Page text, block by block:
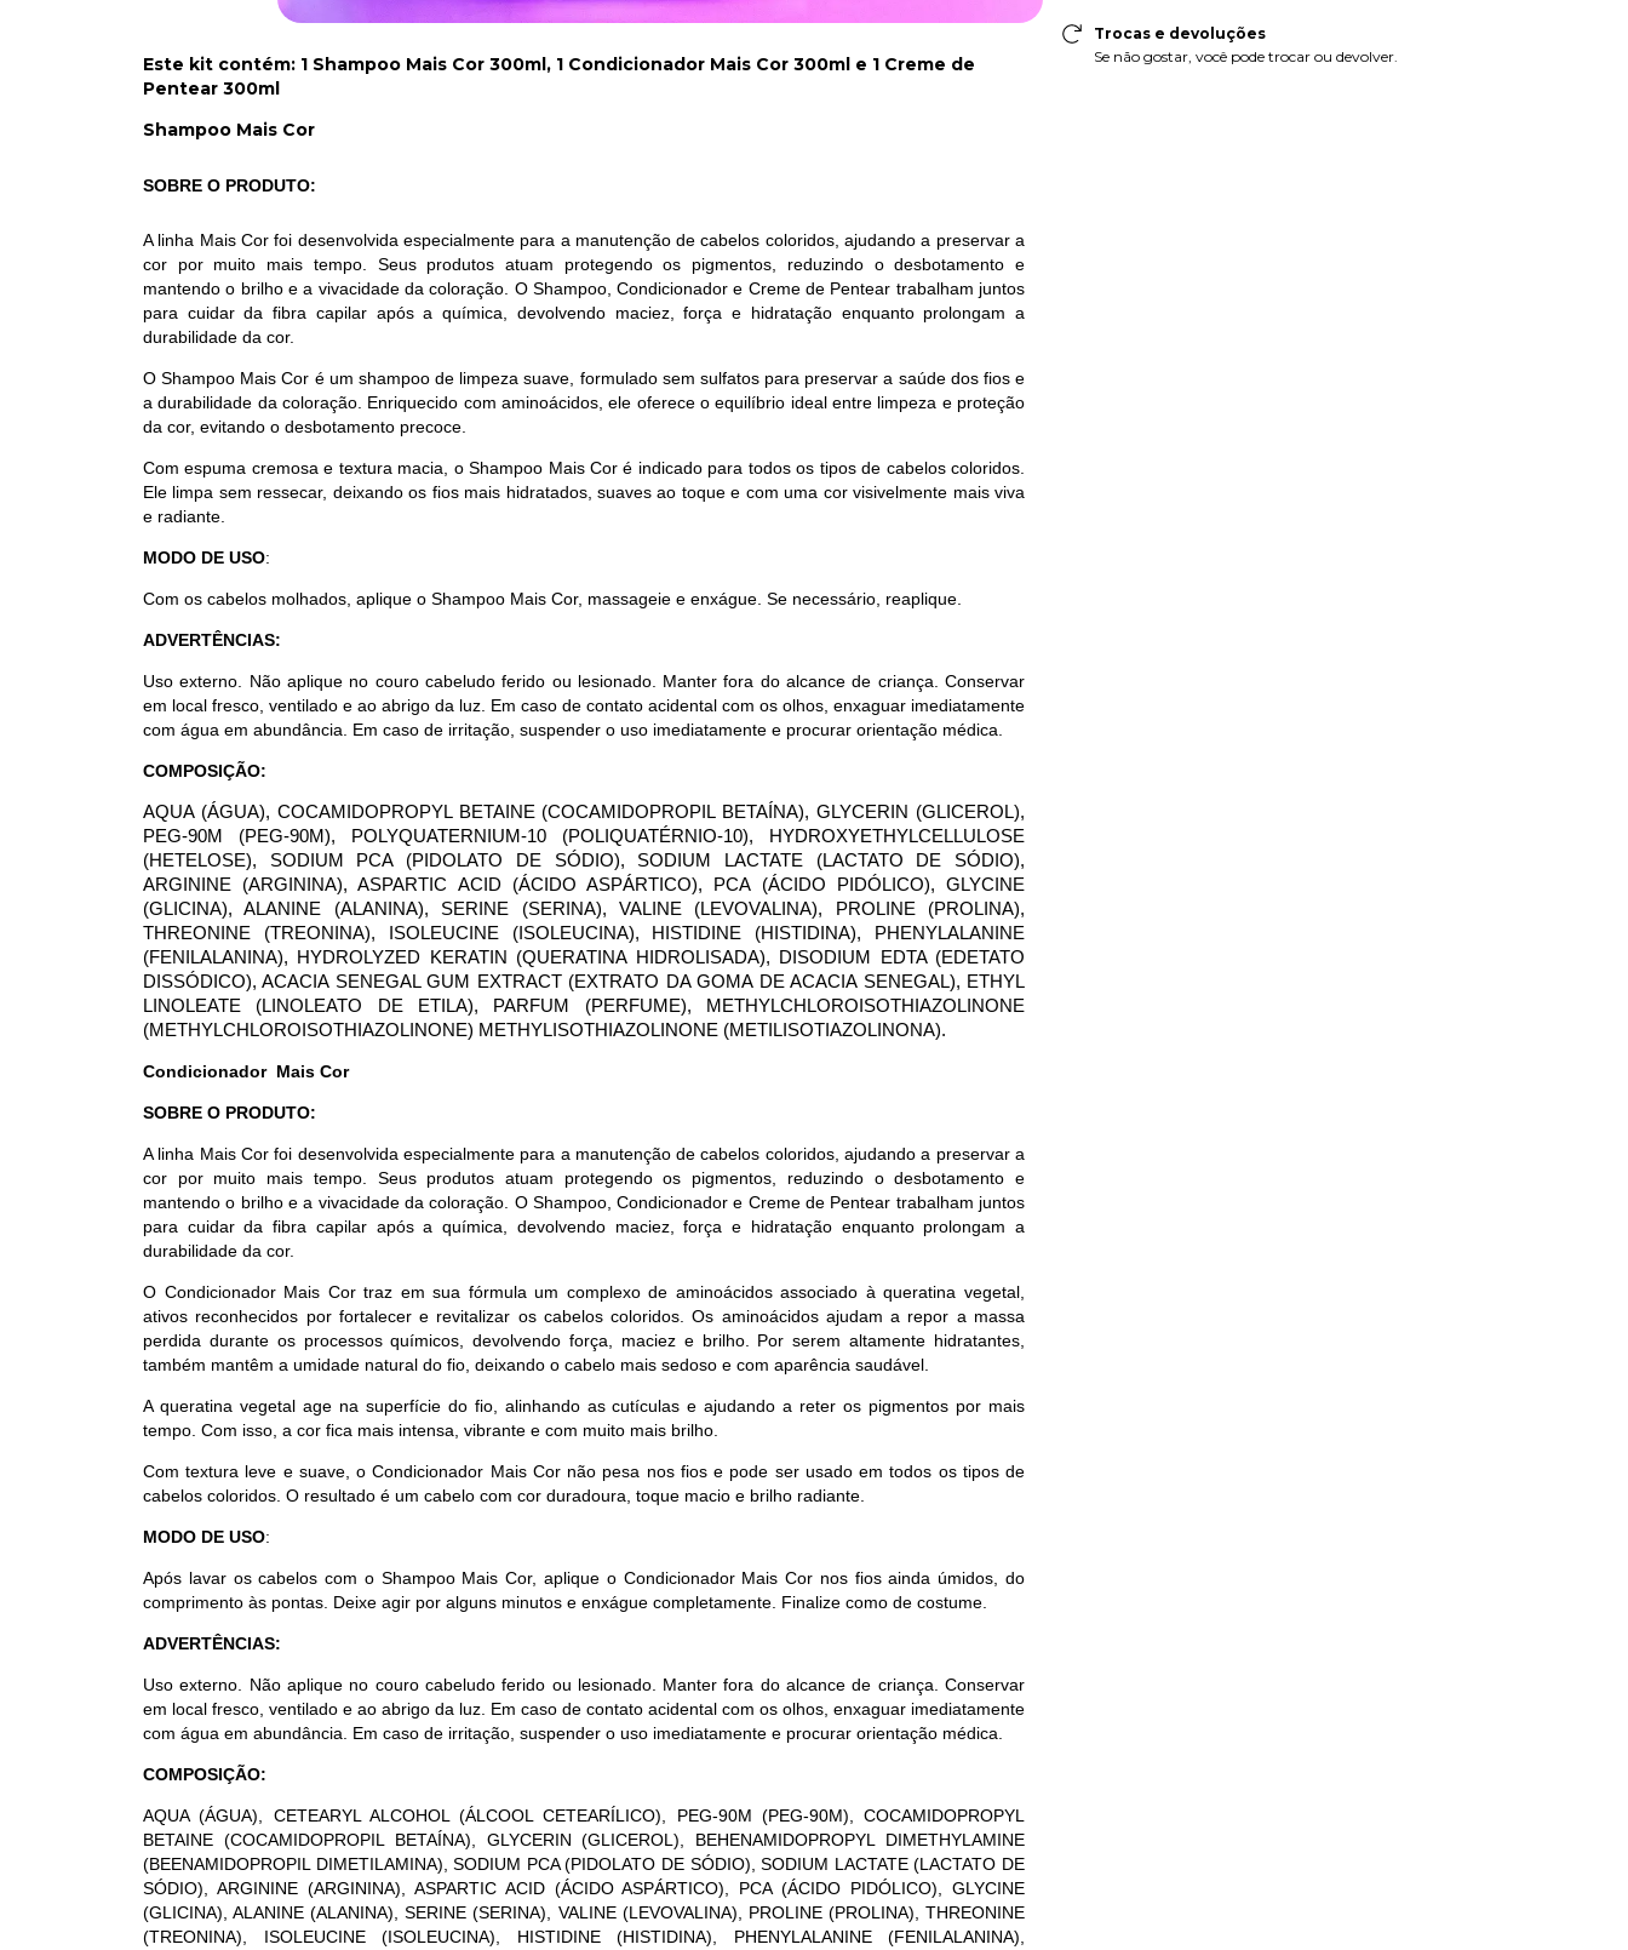
Este kit contém: 1 Shampoo Mais Cor 300ml, 1 Condicionador Mais Cor 300ml e 1 Creme de
Pentear 300ml
Shampoo Mais Cor
SOBRE O PRODUTO:
A linha Mais Cor foi desenvolvida especialmente para a manutenção de cabelos coloridos, ajudando a preservar a
cor por muito mais tempo. Seus produtos atuam protegendo os pigmentos, reduzindo o desbotamento e
mantendo o brilho e a vivacidade da coloração. O Shampoo, Condicionador e Creme de Pentear trabalham juntos
para cuidar da fibra capilar após a química, devolvendo maciez, força e hidratação enquanto prolongam a
durabilidade da cor.
O Shampoo Mais Cor é um shampoo de limpeza suave, formulado sem sulfatos para preservar a saúde dos fios e
a durabilidade da coloração. Enriquecido com aminoácidos, ele oferece o equilíbrio ideal entre limpeza e proteção
da cor, evitando o desbotamento precoce.
Com espuma cremosa e textura macia, o Shampoo Mais Cor é indicado para todos os tipos de cabelos coloridos.
Ele limpa sem ressecar, deixando os fios mais hidratados, suaves ao toque e com uma cor visivelmente mais viva
e radiante.
MODO DE USO:
Com os cabelos molhados, aplique o Shampoo Mais Cor, massageie e enxágue. Se necessário, reaplique.
ADVERTÊNCIAS:
Uso externo. Não aplique no couro cabeludo ferido ou lesionado. Manter fora do alcance de criança. Conservar
em local fresco, ventilado e ao abrigo da luz. Em caso de contato acidental com os olhos, enxaguar imediatamente
com água em abundância. Em caso de irritação, suspender o uso imediatamente e procurar orientação médica.
COMPOSIÇÃO:
AQUA (ÁGUA), COCAMIDOPROPYL BETAINE (COCAMIDOPROPIL BETAÍNA), GLYCERIN (GLICEROL),
PEG-90M (PEG-90M), POLYQUATERNIUM-10 (POLIQUATÉRNIO-10), HYDROXYETHYLCELLULOSE
(HETELOSE), SODIUM PCA (PIDOLATO DE SÓDIO), SODIUM LACTATE (LACTATO DE SÓDIO),
ARGININE (ARGININA), ASPARTIC ACID (ÁCIDO ASPÁRTICO), PCA (ÁCIDO PIDÓLICO), GLYCINE
(GLICINA), ALANINE (ALANINA), SERINE (SERINA), VALINE (LEVOVALINA), PROLINE (PROLINA),
THREONINE (TREONINA), ISOLEUCINE (ISOLEUCINA), HISTIDINE (HISTIDINA), PHENYLALANINE
(FENILALANINA), HYDROLYZED KERATIN (QUERATINA HIDROLISADA), DISODIUM EDTA (EDETATO
DISSÓDICO), ACACIA SENEGAL GUM EXTRACT (EXTRATO DA GOMA DE ACACIA SENEGAL), ETHYL
LINOLEATE (LINOLEATO DE ETILA), PARFUM (PERFUME), METHYLCHLOROISOTHIAZOLINONE
(METHYLCHLOROISOTHIAZOLINONE) METHYLISOTHIAZOLINONE (METILISOTIAZOLINONA).
Condicionador Mais Cor
SOBRE O PRODUTO:
A linha Mais Cor foi desenvolvida especialmente para a manutenção de cabelos coloridos, ajudando a preservar a
cor por muito mais tempo. Seus produtos atuam protegendo os pigmentos, reduzindo o desbotamento e
mantendo o brilho e a vivacidade da coloração. O Shampoo, Condicionador e Creme de Pentear trabalham juntos
para cuidar da fibra capilar após a química, devolvendo maciez, força e hidratação enquanto prolongam a
durabilidade da cor.
O Condicionador Mais Cor traz em sua fórmula um complexo de aminoácidos associado à queratina vegetal,
ativos reconhecidos por fortalecer e revitalizar os cabelos coloridos. Os aminoácidos ajudam a repor a massa
perdida durante os processos químicos, devolvendo força, maciez e brilho. Por serem altamente hidratantes,
também mantêm a umidade natural do fio, deixando o cabelo mais sedoso e com aparência saudável.
A queratina vegetal age na superfície do fio, alinhando as cutículas e ajudando a reter os pigmentos por mais
tempo. Com isso, a cor fica mais intensa, vibrante e com muito mais brilho.
Com textura leve e suave, o Condicionador Mais Cor não pesa nos fios e pode ser usado em todos os tipos de
cabelos coloridos. O resultado é um cabelo com cor duradoura, toque macio e brilho radiante.
MODO DE USO:
Após lavar os cabelos com o Shampoo Mais Cor, aplique o Condicionador Mais Cor nos fios ainda úmidos, do
comprimento às pontas. Deixe agir por alguns minutos e enxágue completamente. Finalize como de costume.
ADVERTÊNCIAS:
Uso externo. Não aplique no couro cabeludo ferido ou lesionado. Manter fora do alcance de criança. Conservar
em local fresco, ventilado e ao abrigo da luz. Em caso de contato acidental com os olhos, enxaguar imediatamente
com água em abundância. Em caso de irritação, suspender o uso imediatamente e procurar orientação médica.
COMPOSIÇÃO:
AQUA (ÁGUA), CETEARYL ALCOHOL (ÁLCOOL CETEARÍLICO), PEG-90M (PEG-90M), COCAMIDOPROPYL
BETAINE (COCAMIDOPROPIL BETAÍNA), GLYCERIN (GLICEROL), BEHENAMIDOPROPYL DIMETHYLAMINE
(BEENAMIDOPROPIL DIMETILAMINA), SODIUM PCA (PIDOLATO DE SÓDIO), SODIUM LACTATE (LACTATO DE
SÓDIO), ARGININE (ARGININA), ASPARTIC ACID (ÁCIDO ASPÁRTICO), PCA (ÁCIDO PIDÓLICO), GLYCINE
(GLICINA), ALANINE (ALANINA), SERINE (SERINA), VALINE (LEVOVALINA), PROLINE (PROLINA), THREONINE
(TREONINA), ISOLEUCINE (ISOLEUCINA), HISTIDINE (HISTIDINA), PHENYLALANINE (FENILALANINA),
Trocas e devoluções
Se não gostar, você pode trocar ou devolver.